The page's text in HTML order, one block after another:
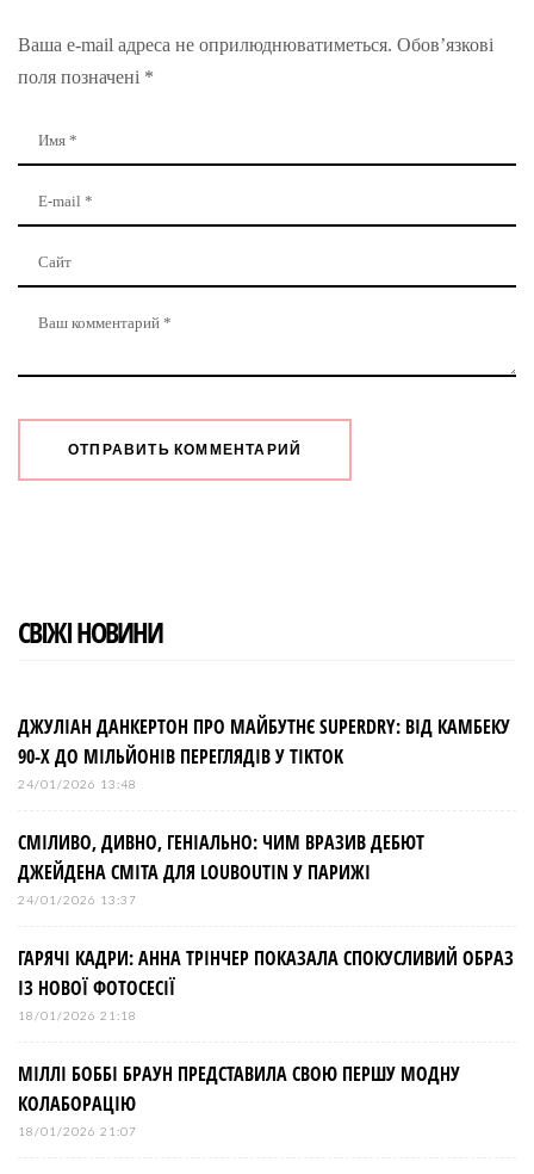
Ваша e-mail адреса не оприлюднюватиметься. Обов’язкові
поля позначені *
СВІЖІ НОВИНИ
ДЖУЛІАН ДАНКЕРТОН ПРО МАЙБУТНЄ SUPERDRY: ВІД КАМБЕКУ
90-Х ДО МІЛЬЙОНІВ ПЕРЕГЛЯДІВ У TIKTOK
24/01/2026 13:48
СМІЛИВО, ДИВНО, ГЕНІАЛЬНО: ЧИМ ВРАЗИВ ДЕБЮТ
ДЖЕЙДЕНА СМІТА ДЛЯ LOUBOUTIN У ПАРИЖІ
24/01/2026 13:37
ГАРЯЧІ КАДРИ: АННА ТРІНЧЕР ПОКАЗАЛА СПОКУСЛИВИЙ ОБРАЗ
ІЗ НОВОЇ ФОТОСЕСІЇ
18/01/2026 21:18
МІЛЛІ БОББІ БРАУН ПРЕДСТАВИЛА СВОЮ ПЕРШУ МОДНУ
КОЛАБОРАЦІЮ
18/01/2026 21:07